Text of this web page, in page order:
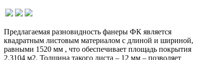
Предлагаемая разновидность фанеры ФК является
квадратным листовым материалом с длиной и шириной,
равными 1520 мм , что обеспечивает площадь покрытия
2,3104 м2. Толщина такого листа – 12 мм – позволяет